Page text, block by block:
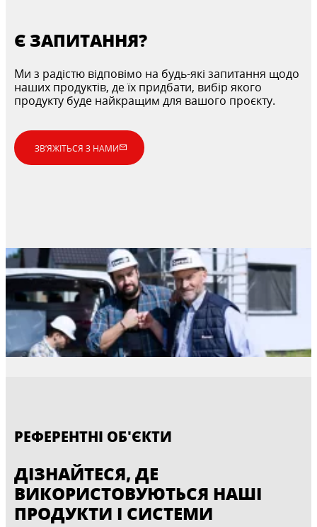
Є ЗАПИТАННЯ?
Ми з радістю відповімо на будь-які запитання щодо
наших продуктів, де їх придбати, вибір якого
продукту буде найкращим для вашого проєкту.
ЗВ’ЯЖІТЬСЯ З НАМИ
РЕФЕРЕНТНІ ОБ'ЄКТИ
ДІЗНАЙТЕСЯ, ДЕ
ВИКОРИСТОВУЮТЬСЯ НАШІ
ПРОДУКТИ І СИСТЕМИ